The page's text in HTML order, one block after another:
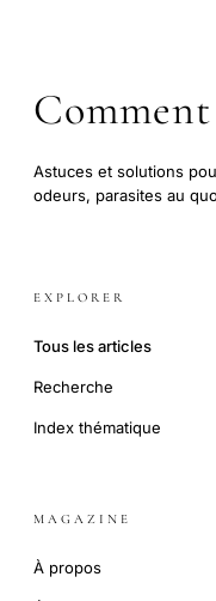
Astuces et solutions
odeurs, parasites au
EXPLORER
Tous les articles
Recherche
Index thématique
MAGAZINE
À propos